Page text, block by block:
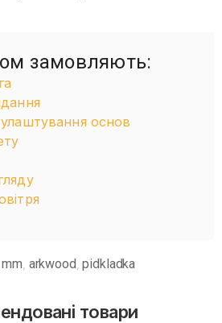
замовляють:
основ
arkwood ,pidkladka
товари